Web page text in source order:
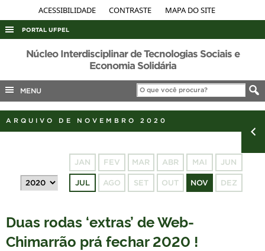
ACESSIBILIDADE CONTRASTE MAPA DO SITE
PORTAL UFPEL
ACESSO À INFORMAÇÃO
COBALTO
CONCURSOS
PORTARIAS
Núcleo Interdisciplinar de Tecnologias Sociais e
Economia Solidária
MENU
ARQUIVO DE NOVEMBRO 2020
JAN FEV MAR ABR MAI JUN
JUL AGO SET OUT NOV DEZ
Duas rodas ‘extras’ de Web-
Chimarrão prá fechar 2020 !